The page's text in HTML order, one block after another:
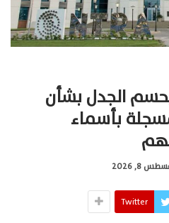
الجدل بشأن
بأسماء
8, 2026
Twitter